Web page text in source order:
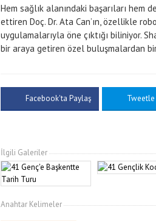
Hem sağlık alanındaki başarıları
ettiren Doç. Dr. Ata Can’ın, özellikle
uygulamalarıyla öne çıktığı biliniyor.
bir araya getiren özel buluşmalardan
Facebook'ta Paylaş Tweetle
İlgili Galeriler
Anahtar Kelimeler